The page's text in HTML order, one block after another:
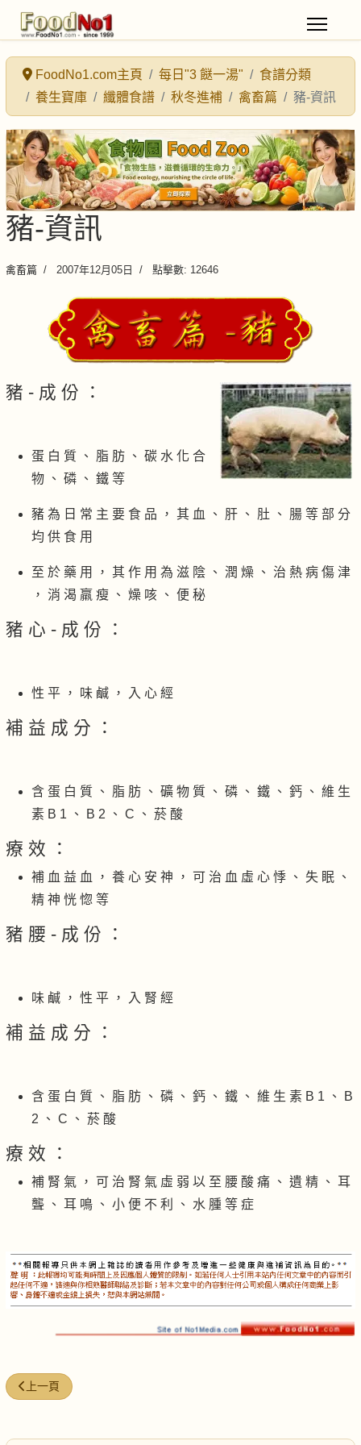
FoodNo1.com主頁 每日"3 餸一湯"
食譜分類
養生寶庫
纖體食譜 秋冬進補 禽畜篇 豬-資訊
豬-資訊
禽畜篇 2007年12月05日 點擊數: 12646
豬 - 成 份 ：
蛋 白 質 、 脂 肪 、 碳 水 化 合
物 、 磷 、 鐵 等
豬 為 日 常 主 要 食 品 ， 其 血 、 肝 、 肚 、 腸 等 部 分
均 供 食 用
至 於 藥 用 ， 其 作 用 為 滋 陰 、 潤 燥 、 治 熱 病 傷 津
， 消 渴 羸 瘦 、 燥 咳 、 便 秘
豬 心 - 成 份 ：
性 平 ， 味 鹹 ， 入 心 經
補 益 成 分 ：
含 蛋 白 質 、 脂 肪 、 礦 物 質 、 磷 、 鐵 、 鈣 、 維 生
素 B 1 、 B 2 、 C 、 菸 酸
療 效 ：
補 血 益 血 ， 養 心 安 神 ， 可 治 血 虛 心 悸 、 失 眠 、
精 神 恍 惚 等
豬 腰 - 成 份 ：
味 鹹 ， 性 平 ， 入 腎 經
補 益 成 分 ：
含 蛋 白 質 、 脂 肪 、 磷 、 鈣 、 鐵 、 維 生 素 B 1 、 B
2 、 C 、 菸 酸
療 效 ：
補 腎 氣 ， 可 治 腎 氣 虛 弱 以 至 腰 酸 痛 、 遺 精 、 耳
聾 、 耳 鳴 、 小 便 不 利 、 水 腫 等 症
上一篇文章: 天麻燉豬腦
上一頁